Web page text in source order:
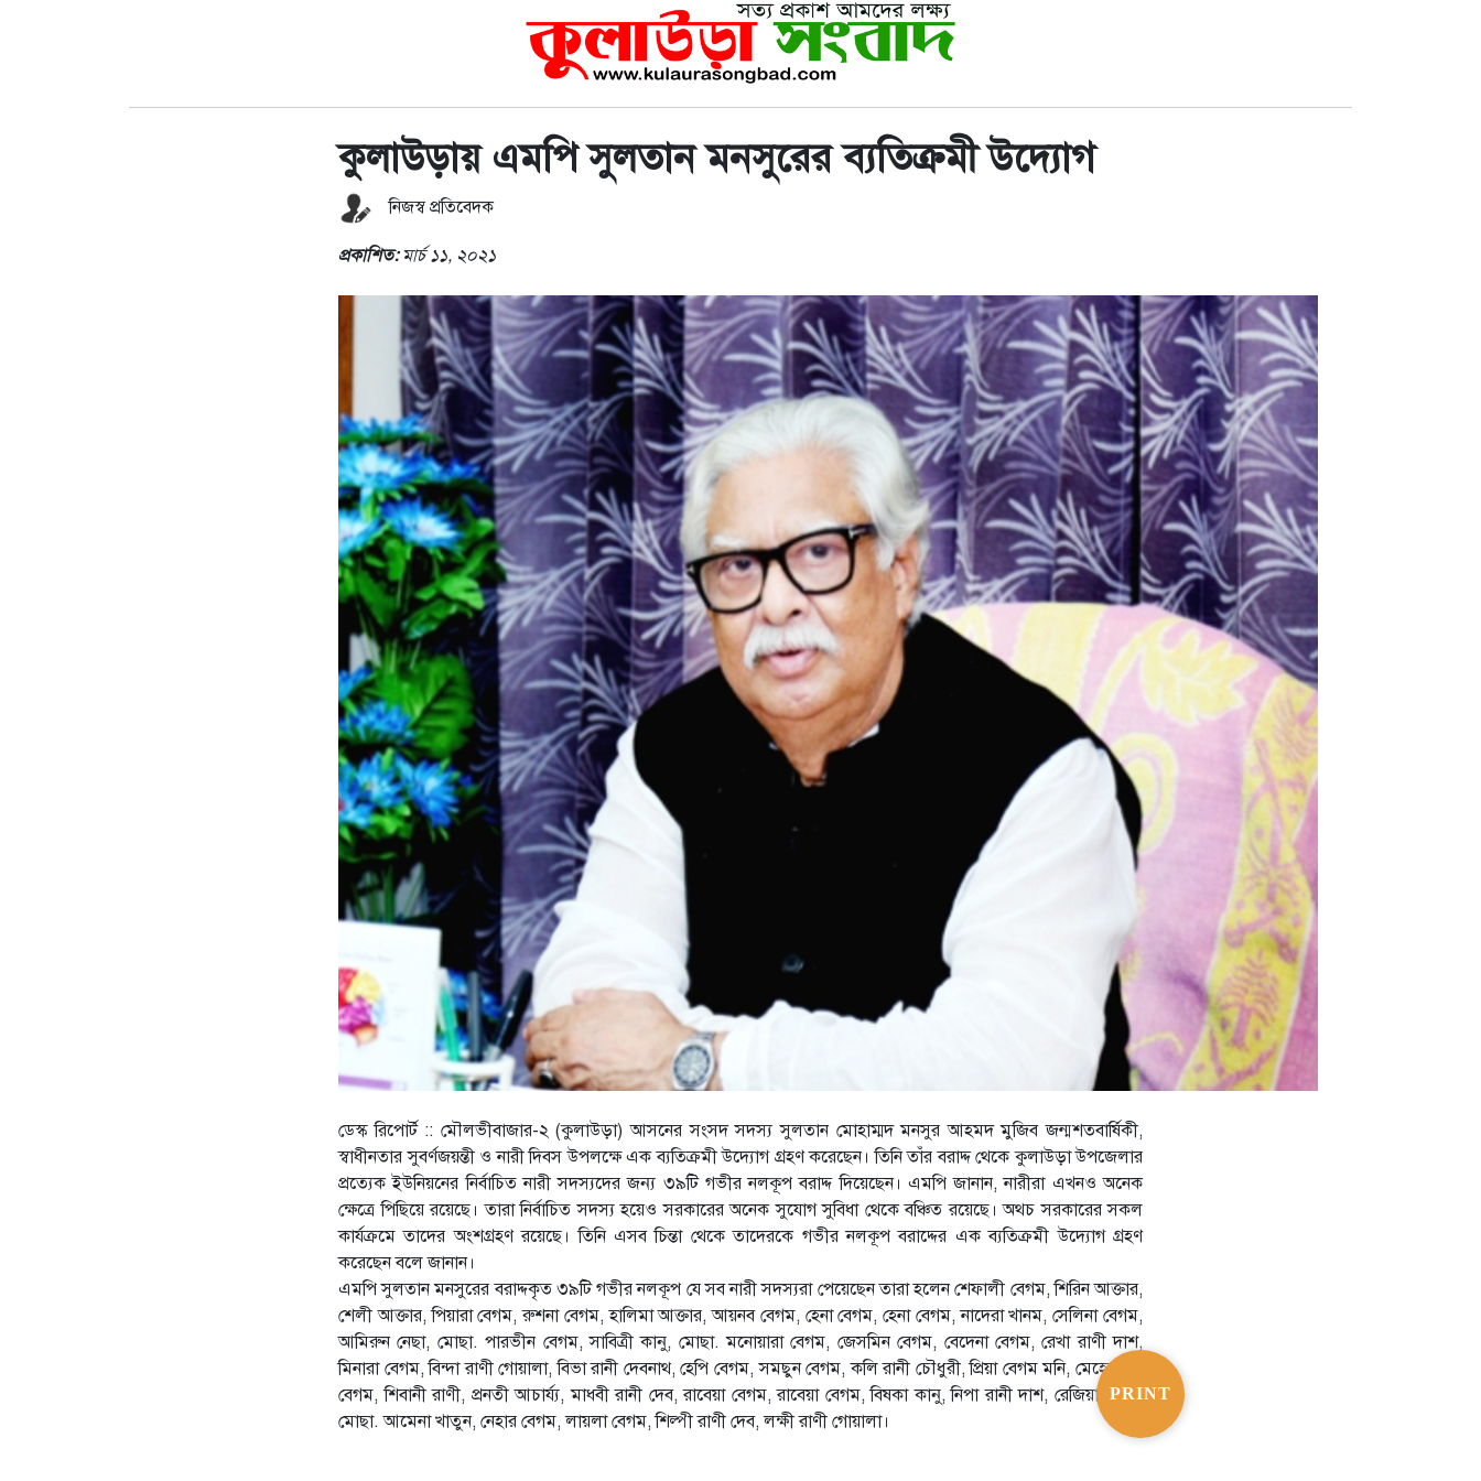
কুলাউড়ায় এমপি সুলতান মনসুরের ব্যতিক্রমী উদ্যোগ
নিজস্ব প্রতিবেদক
প্রকাশিত:মার্চ ১১, ২০২১
ডেস্ক রিপোর্ট :: মৌলভীবাজার-২ (কুলাউড়া) আসনের সংসদ সদস্য সুলতান মোহাম্মদ মনসুর আহমদ মুজিব জন্মশতবার্ষিকী,
স্বাধীনতার সুবর্ণজয়ন্তী ও নারী দিবস উপলক্ষে এক ব্যতিক্রমী উদ্যোগ গ্রহণ করেছেন। তিনি তাঁর বরাদ্দ থেকে কুলাউড়া উপজেলার
প্রত্যেক ইউনিয়নের নির্বাচিত নারী সদস্যদের জন্য ৩৯টি গভীর নলকূপ বরাদ্দ দিয়েছেন। এমপি জানান, নারীরা এখনও অনেক
ক্ষেত্রে পিছিয়ে রয়েছে। তারা নির্বাচিত সদস্য হয়েও সরকারের অনেক সুযোগ সুবিধা থেকে বঞ্চিত রয়েছে। অথচ সরকারের সকল
কার্যক্রমে তাদের অংশগ্রহণ রয়েছে। তিনি এসব চিন্তা থেকে তাদেরকে গভীর নলকূপ বরাদ্দের এক ব্যতিক্রমী উদ্যোগ গ্রহণ
করেছেন বলে জানান।
এমপি সুলতান মনসুরের বরাদ্দকৃত ৩৯টি গভীর নলকূপ যে সব নারী সদস্যরা পেয়েছেন তারা হলেন শেফালী বেগম, শিরিন আক্তার,
শেলী আক্তার, পিয়ারা বেগম, রুশনা বেগম, হালিমা আক্তার, আয়নব বেগম, হেনা বেগম, হেনা বেগম, নাদেরা খানম, সেলিনা বেগম,
আমিরুন নেছা, মোছা. পারভীন বেগম, সাবিত্রী কানু, মোছা. মনোয়ারা বেগম, জেসমিন বেগম, বেদেনা বেগম, রেখা রাণী দাশ,
মিনারা বেগম, বিন্দা রাণী গোয়ালা, বিভা রানী দেবনাথ, হেপি বেগম, সমছুন বেগম, কলি রানী চৌধুরী, প্রিয়া বেগম মনি, মেহেরজান
বেগম, শিবানী রাণী, প্রনতী আচার্য্য, মাধবী রানী দেব, রাবেয়া বেগম, রাবেয়া বেগম, বিষকা কানু, নিপা রানী দাশ, রেজিয়া খানম,
মোছা. আমেনা খাতুন, নেহার বেগম, লায়লা বেগম, শিল্পী রাণী দেব, লক্ষী রাণী গোয়ালা।
PRINT